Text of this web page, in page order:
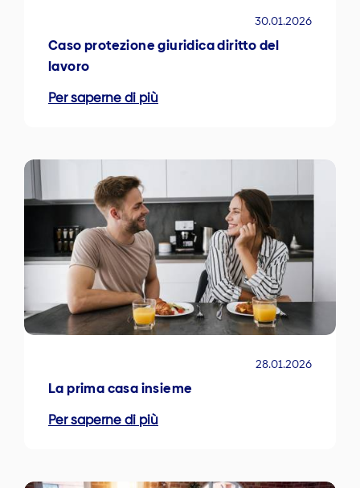
30.01.2026
Caso protezione giuridica diritto del
lavoro
Per saperne di più
28.01.2026
La prima casa insieme
Per saperne di più